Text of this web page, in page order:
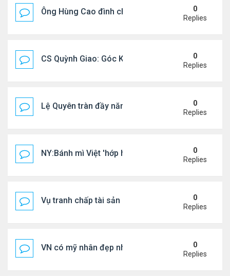
Ông Hùng Cao đình chỉ công tác quan chức 'nói
0
Replies
CS Quỳnh Giao: Góc Khuất Của Căn Bệnh Đoạt
0
Replies
Lệ Quyên tràn đầy năng lượng tại Mỹ
0
Replies
NY:Bánh mì Việt 'hớp hồn' thực khách Mỹ
0
Replies
Vụ tranh chấp tài sản của dv Đức Tiến
0
Replies
VN có mỹ nhân đẹp như búp bê bỏ showbiz lấy
0
Replies